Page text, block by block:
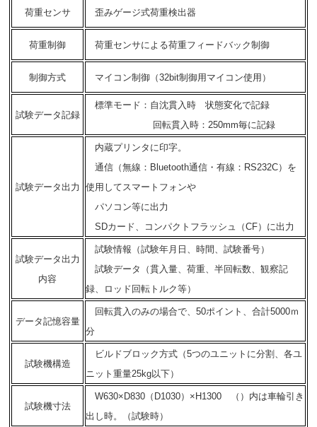
荷重センサ 歪みゲージ式荷重検出器
荷重制御 荷重センサによる荷重フィードバック制御
制御方式 マイコン制御（32bit制御用マイコン使用）
試験データ記録
標準モード：自沈貫入時 状態変化で記録
回転貫入時：250mm毎に記録
試験データ出力
内蔵プリンタに印字。
通信（無線：Bluetooth通信・有線：RS232C）を
使用してスマートフォンや
パソコン等に出力
SDカード、コンパクトフラッシュ（CF）に出力
試験データ出力
内容
試験情報（試験年月日、時間、試験番号）
試験データ（貫入量、荷重、半回転数、観察記
録、ロッド回転トルク等）
データ記憶容量
回転貫入のみの場合で、50ポイント、合計5000ｍ
分
試験機構造
ビルドブロック方式（5つのユニットに分割、各ユ
ニット重量25kg以下）
試験機寸法
W630×D830（D1030）×H1300 （）内は車輪引き
出し時。（試験時）